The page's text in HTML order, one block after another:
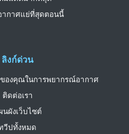
ลิงก์ด่วน
องคุณในการพยากรณ์อากาศ
ติดต่อเรา
นผังเว็บไซต์
วีปทั้งหมด
กาศแย่ที่สุดตอนนี้